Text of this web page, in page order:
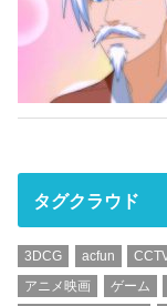
タグクラウド
3DCG acfun
アニメ映画
ゲーム